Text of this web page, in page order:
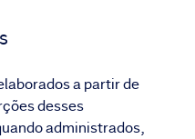
a partir de
desses
administrados,